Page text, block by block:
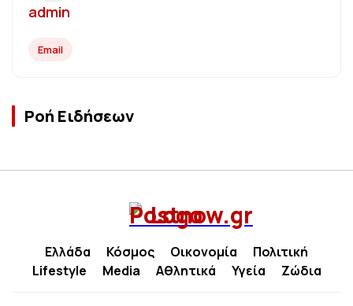
admin
Email
Ροή Ειδήσεων
Ελλάδα Κόσμος Οικονομία
Πολιτική
Lifestyle
Media Αθλητικά Υγεία Ζώδια